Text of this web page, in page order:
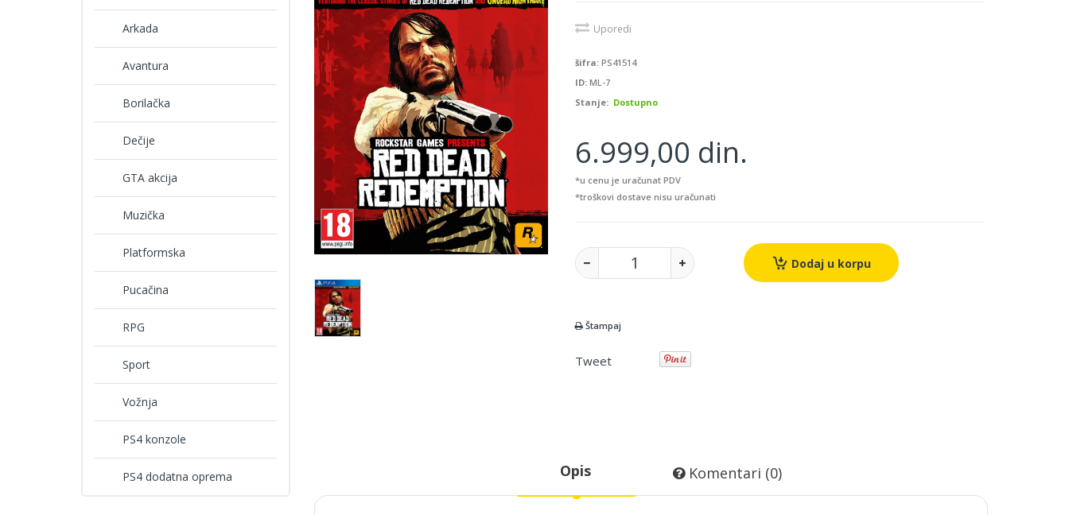
Arkada
Avantura
Borilačka
Dečije
GTA akcija
Muzička
Platformska
Pucačina
RPG
Sport
Vožnja
PS4 konzole
PS4 dodatna oprema
Uporedi
šifra: PS41514
ID: ML-7
Stanje: Dostupno
6.999,00 din.
*u cenu je uračunat PDV
*troškovi dostave nisu uračunati
Dodaj u korpu
Štampaj
Tweet
Opis Komentari (0)